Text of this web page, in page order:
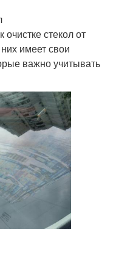
стекол от
имеет свои
важно учитывать